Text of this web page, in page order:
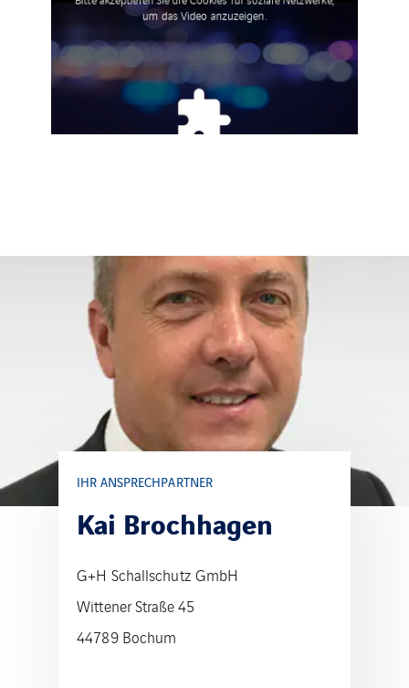
um das Video anzuzeigen.
IHR ANSPRECHPARTNER
Kai Brochhagen
G+H Schallschutz GmbH
Wittener Straße 45
44789 Bochum